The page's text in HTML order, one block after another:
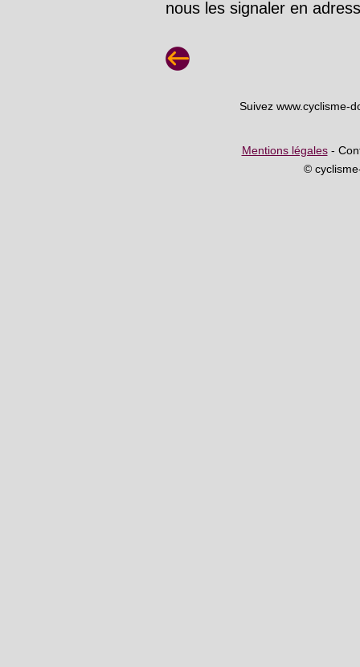
nous les signaler en
Suivez www.cyclisme-
Mentions légales-
©